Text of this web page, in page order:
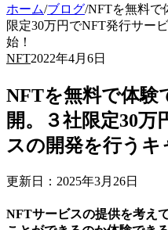
ホーム/ブログ/NFTを無料で
限定30万円でNFT発行サー
始！
NFT2022年4月6日
NFTを無料で体験
開。３社限定30
スの開発を行うキ
更新日：2025年3月26日
NFTサービスの提供を考え